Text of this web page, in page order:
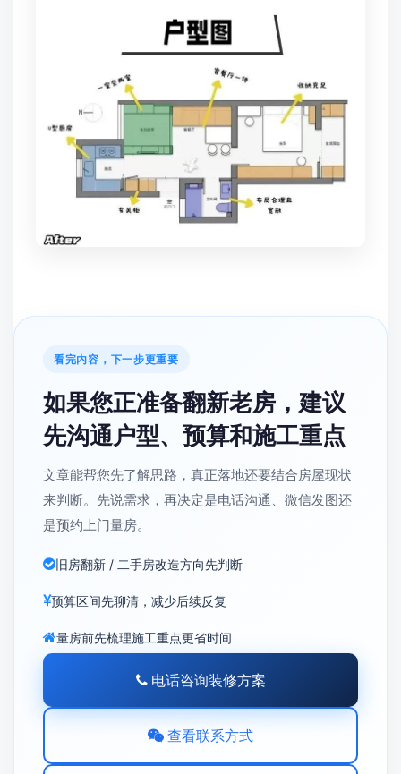
看完内容，下一步更重要
如果您正准备翻新老房，建议
先沟通户型、预算和施工重点
文章能帮您先了解思路，真正落地还要结合房屋现状
来判断。先说需求，再决定是电话沟通、微信发图还
是预约上门量房。
旧房翻新 / 二手房改造方向先判断
预算区间先聊清，减少后续反复
量房前先梳理施工重点更省时间
电话咨询装修方案
查看联系方式